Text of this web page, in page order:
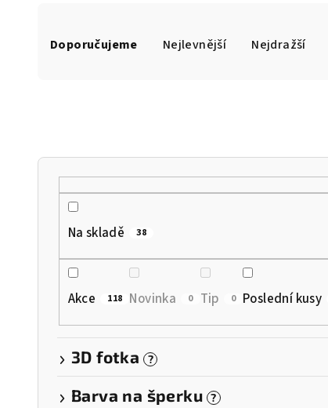
aDoporučujeme Nejlevnější Nejdražší
Na skladě 38
Akce 118 Novinka 0 Tip 0 Poslední kusy
3D fotka ?
Barva na šperku ?